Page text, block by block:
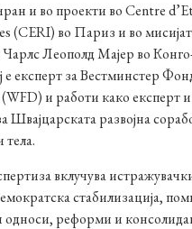
и во проекти во Centre
(CERI) во Париз и во
Чарлс Леополд Мајер во
експерт за Вестминстер
и работи како експерт
Швајцарската развојна
вклучува
стабилизација,
односи, реформи и